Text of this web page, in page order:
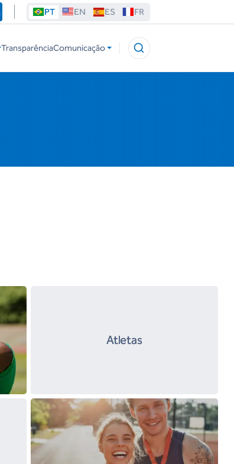
PT EN ES FR
TransparênciaComunicação
Atletas